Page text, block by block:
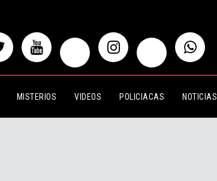
MISTERIOS VIDEOS POLICIACAS NOTICIAS